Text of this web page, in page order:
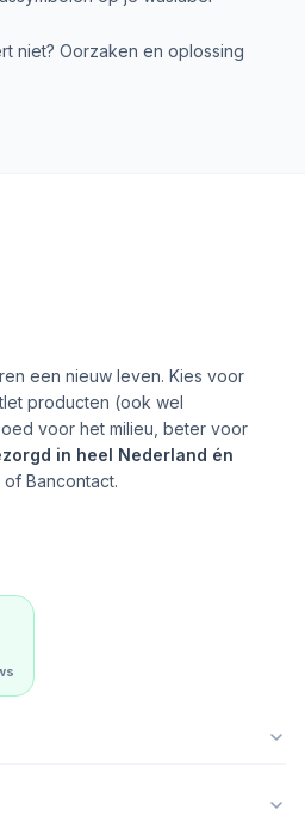
niet? Oorzaken en oplossing
een nieuw leven. Kies voor
producten (ook wel
voor het milieu, beter voor
in heel Nederland én
Bancontact.